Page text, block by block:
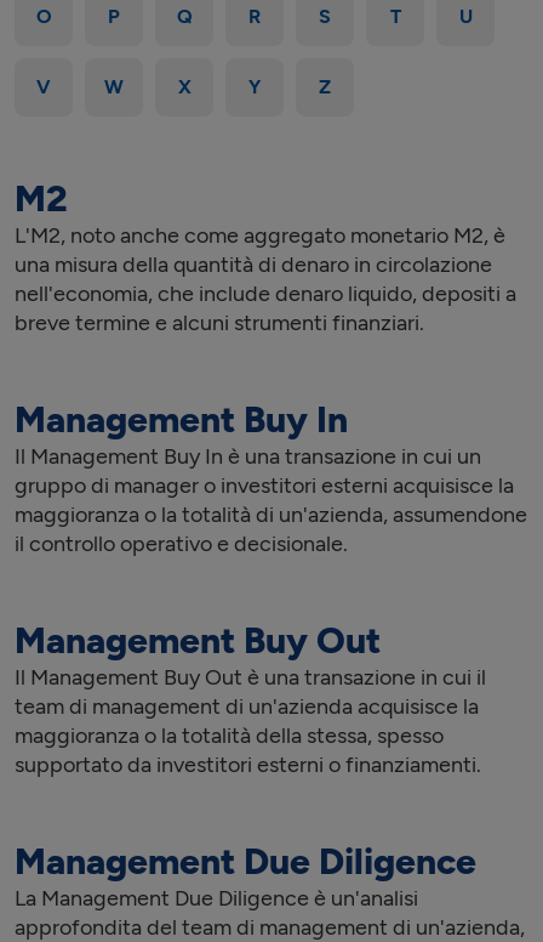
O P Q R S T U
V W X Y Z
M2
L'M2, noto anche come aggregato monetario M2, è
una misura della quantità di denaro in circolazione
nell'economia, che include denaro liquido, depositi a
breve termine e alcuni strumenti finanziari.
Management Buy In
Il Management Buy In è una transazione in cui un
gruppo di manager o investitori esterni acquisisce la
maggioranza o la totalità di un'azienda, assumendone
il controllo operativo e decisionale.
Management Buy Out
Il Management Buy Out è una transazione in cui il
team di management di un'azienda acquisisce la
maggioranza o la totalità della stessa, spesso
supportato da investitori esterni o finanziamenti.
Management Due Diligence
La Management Due Diligence è un'analisi
approfondita del team di management di un'azienda,